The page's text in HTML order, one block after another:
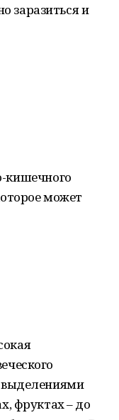
заразиться и
кишечного
может
выделениями
фруктах – до